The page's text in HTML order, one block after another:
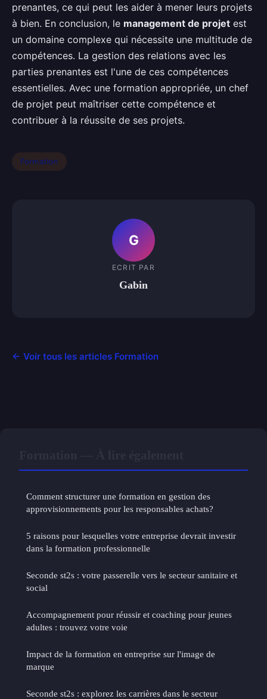
prenantes, ce qui peut les aider à mener leurs projets
à bien. En conclusion, le management de projet est
un domaine complexe qui nécessite une multitude de
compétences. La gestion des relations avec les
parties prenantes est l'une de ces compétences
essentielles. Avec une formation appropriée, un chef
de projet peut maîtriser cette compétence et
contribuer à la réussite de ses projets.
Formation
G
ECRIT PAR
Gabin
← Voir tous les articles Formation
Comment structurer une formation en gestion des
approvisionnements pour les responsables achats?
5 raisons pour lesquelles votre entreprise devrait investir
dans la formation professionnelle
Seconde st2s : votre passerelle vers le secteur sanitaire et
social
Accompagnement pour réussir et coaching pour jeunes
adultes : trouvez votre voie
Impact de la formation en entreprise sur l'image de
marque
Seconde st2s : explorez les carrières dans le secteur